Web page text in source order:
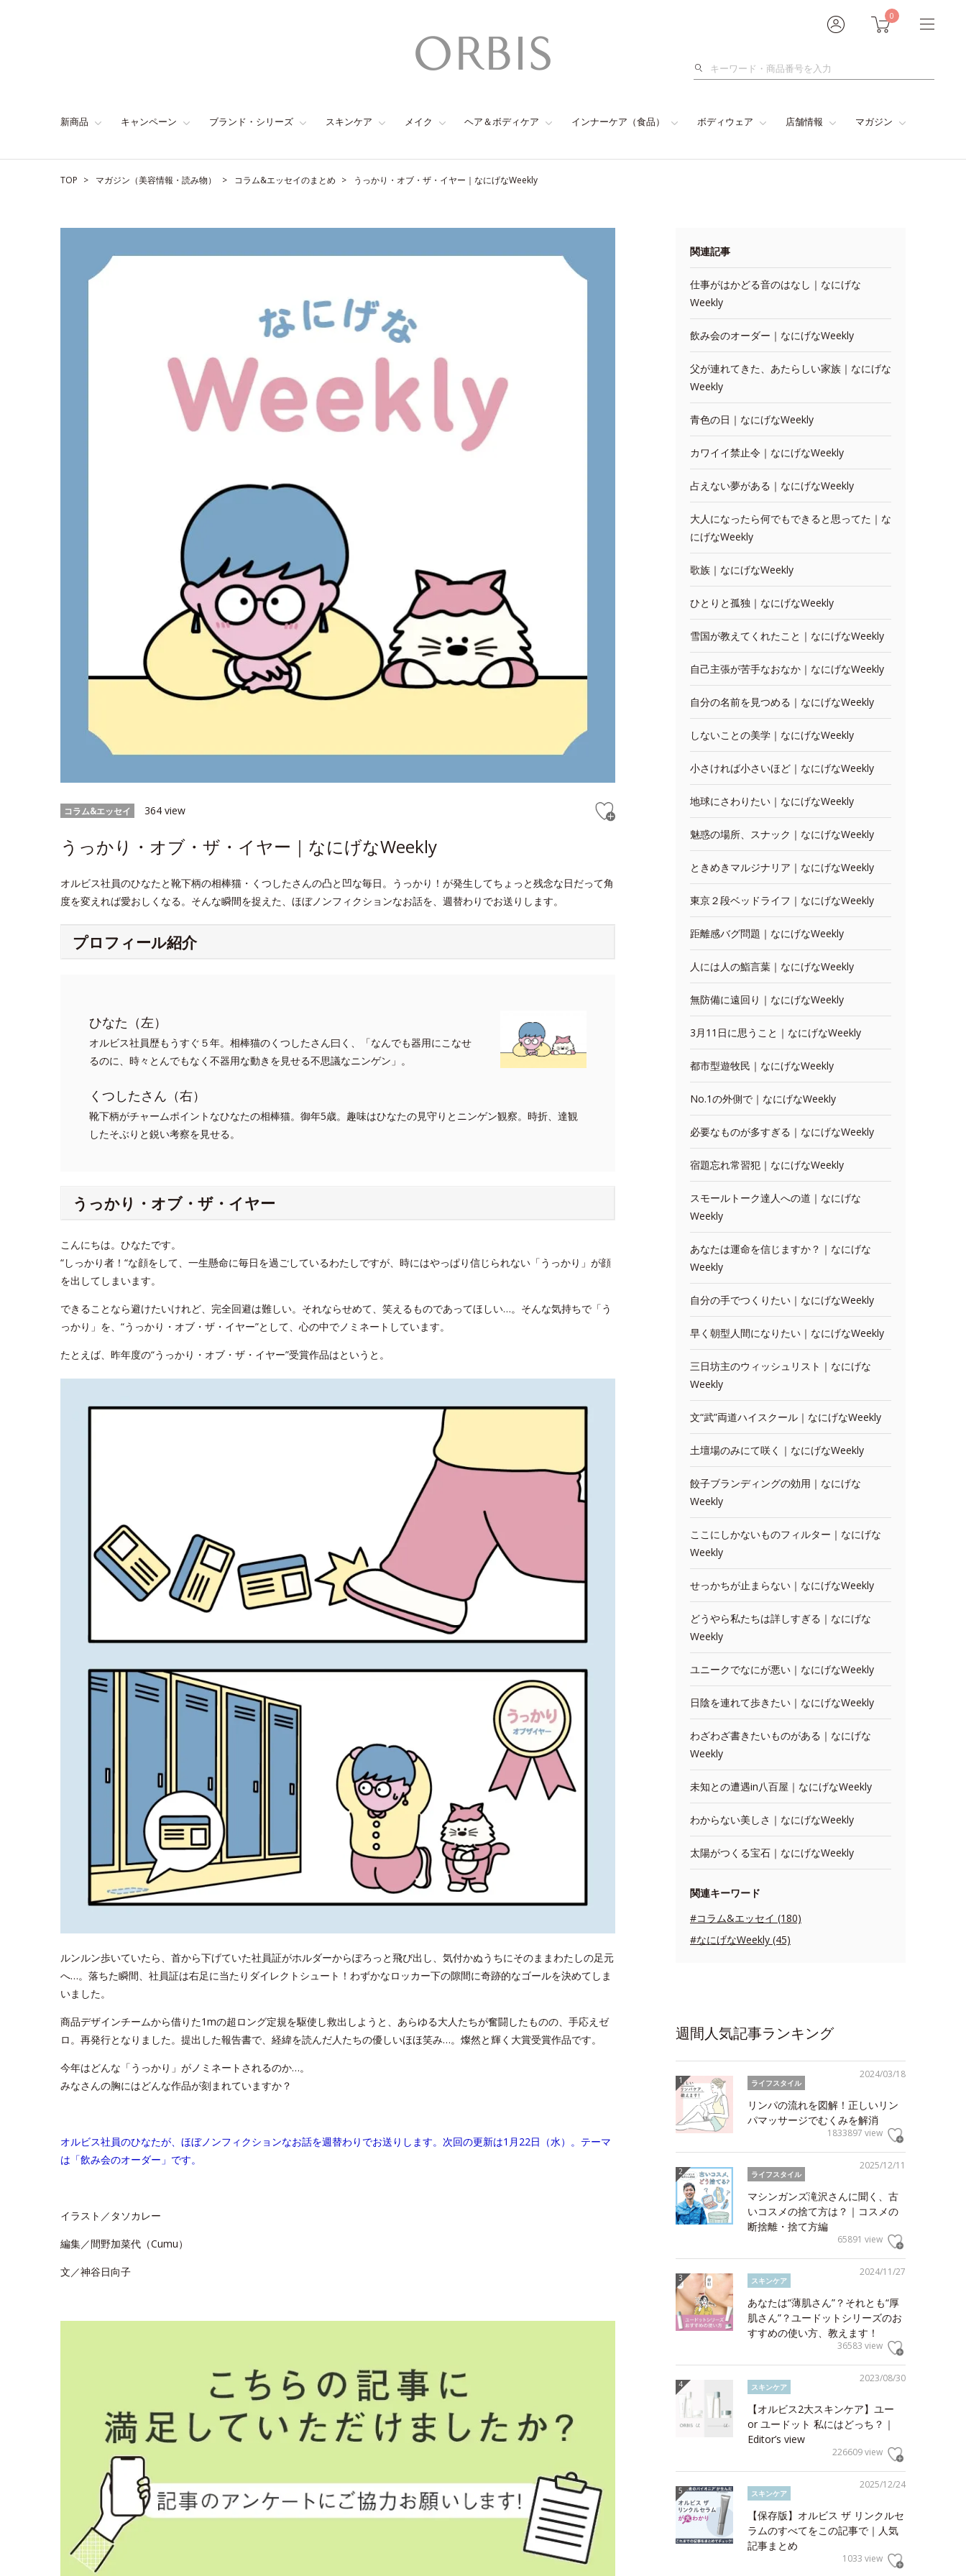
0
検
新商品 キャンペーン ブランド・シリーズ スキンケア メイク ヘア＆ボディケア インナーケア（食品） ボディウェア 店舗情報 マガジン
TOP マガジン（美容情報・読み物） コラム&エッセイのまとめ うっかり・オブ・ザ・イヤー｜なにげなWeekly
コラム&エッセイ 364 view
うっかり・オブ・ザ・イヤー｜なにげなWeekly
オルビス社員のひなたと靴下柄の相棒猫・くつしたさんの凸と凹な毎日。うっかり！が発生してちょっと残念な日だって角
度を変えれば愛おしくなる。そんな瞬間を捉えた、ほぼノンフィクションなお話を、週替わりでお送りします。
プロフィール紹介
ひなた（左）
オルビス社員歴もうすぐ５年。相棒猫のくつしたさん曰く、「なんでも器用にこなせ
るのに、時々とんでもなく不器用な動きを見せる不思議なニンゲン」。
くつしたさん（右）
靴下柄がチャームポイントなひなたの相棒猫。御年5歳。趣味はひなたの見守りとニンゲン観察。時折、達観
したそぶりと鋭い考察を見せる。
うっかり・オブ・ザ・イヤー
こんにちは。ひなたです。
“しっかり者！“な顔をして、一生懸命に毎日を過ごしているわたしですが、時にはやっぱり信じられない「うっかり」が顔
を出してしまいます。
できることなら避けたいけれど、完全回避は難しい。それならせめて、笑えるものであってほしい…。そんな気持ちで「う
っかり」を、“うっかり・オブ・ザ・イヤー”として、心の中でノミネートしています。
たとえば、昨年度の“うっかり・オブ・ザ・イヤー”受賞作品はというと。
ルンルン歩いていたら、首から下げていた社員証がホルダーからぽろっと飛び出し、気付かぬうちにそのままわたしの足元
へ…。落ちた瞬間、社員証は右足に当たりダイレクトシュート！わずかなロッカー下の隙間に奇跡的なゴールを決めてしま
いました。
商品デザインチームから借りた1mの超ロング定規を駆使し救出しようと、あらゆる大人たちが奮闘したものの、手応えゼ
ロ。再発行となりました。提出した報告書で、経緯を読んだ人たちの優しいほほ笑み…。燦然と輝く大賞受賞作品です。
今年はどんな「うっかり」がノミネートされるのか…。
みなさんの胸にはどんな作品が刻まれていますか？
オルビス社員のひなたが、ほぼノンフィクションなお話を週替わりでお送りします。次回の更新は1月22日（水）。テーマ
は「飲み会のオーダー」です。
イラスト／タソカレー
編集／間野加菜代（Cumu）
文／神谷日向子
関連記事
仕事がはかどる音のはなし｜なにげな
Weekly
飲み会のオーダー｜なにげなWeekly
父が連れてきた、あたらしい家族｜なにげな
Weekly
青色の日｜なにげなWeekly
カワイイ禁止令｜なにげなWeekly
占えない夢がある｜なにげなWeekly
大人になったら何でもできると思ってた｜な
にげなWeekly
歌族｜なにげなWeekly
ひとりと孤独｜なにげなWeekly
雪国が教えてくれたこと｜なにげなWeekly
自己主張が苦手なおなか｜なにげなWeekly
自分の名前を見つめる｜なにげなWeekly
しないことの美学｜なにげなWeekly
小さければ小さいほど｜なにげなWeekly
地球にさわりたい｜なにげなWeekly
魅惑の場所、スナック｜なにげなWeekly
ときめきマルジナリア｜なにげなWeekly
東京２段ベッドライフ｜なにげなWeekly
距離感バグ問題｜なにげなWeekly
人には人の鮨言葉｜なにげなWeekly
無防備に遠回り｜なにげなWeekly
3月11日に思うこと｜なにげなWeekly
都市型遊牧民｜なにげなWeekly
No.1の外側で｜なにげなWeekly
必要なものが多すぎる｜なにげなWeekly
宿題忘れ常習犯｜なにげなWeekly
スモールトーク達人への道｜なにげな
Weekly
あなたは運命を信じますか？｜なにげな
Weekly
自分の手でつくりたい｜なにげなWeekly
早く朝型人間になりたい｜なにげなWeekly
三日坊主のウィッシュリスト｜なにげな
Weekly
文“武”両道ハイスクール｜なにげなWeekly
土壇場のみにて咲く｜なにげなWeekly
餃子ブランディングの効用｜なにげな
Weekly
ここにしかないものフィルター｜なにげな
Weekly
せっかちが止まらない｜なにげなWeekly
どうやら私たちは詳しすぎる｜なにげな
Weekly
ユニークでなにが悪い｜なにげなWeekly
日陰を連れて歩きたい｜なにげなWeekly
わざわざ書きたいものがある｜なにげな
Weekly
未知との遭遇in八百屋｜なにげなWeekly
わからない美しさ｜なにげなWeekly
太陽がつくる宝石｜なにげなWeekly
関連キーワード
#コラム&エッセイ (180)
#なにげなWeekly (45)
週間人気記事ランキング
2024/03/18
ライフスタイル
リンパの流れを図解！正しいリン
パマッサージでむくみを解消
1833897 view
2025/12/11
ライフスタイル
マシンガンズ滝沢さんに聞く、古
いコスメの捨て方は？｜コスメの
断捨離・捨て方編
65891 view
2024/11/27
スキンケア
あなたは“薄肌さん”？それとも“厚
肌さん”？ユードットシリーズのお
すすめの使い方、教えます！
36583 view
2023/08/30
スキンケア
【オルビス2大スキンケア】ユー
or ユードット 私にはどっち？｜
Editor’s view
226609 view
2025/12/24
スキンケア
【保存版】オルビス ザ リンクルセ
ラムのすべてをこの記事で｜人気
記事まとめ
1033 view